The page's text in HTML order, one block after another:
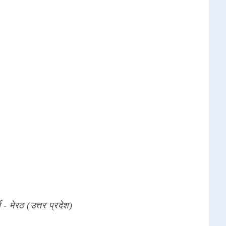
- मेरठ (उत्तर प्रदेश)